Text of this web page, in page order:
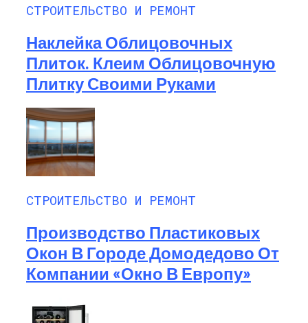
СТРОИТЕЛЬСТВО И РЕМОНТ
Наклейка Облицовочных
Плиток. Клеим Облицовочную
Плитку Своими Руками
СТРОИТЕЛЬСТВО И РЕМОНТ
Производство Пластиковых
Окон В Городе Домодедово От
Компании «Окно В Европу»